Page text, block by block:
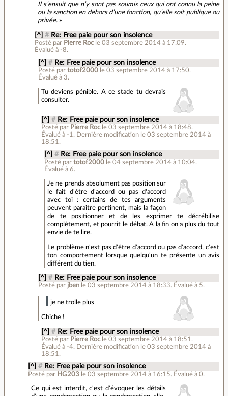
Il s’ensuit que n’y sont pas soumis ceux qui ont connu la peine
ou la sanction en dehors d’une fonction, qu’elle soit publique ou
privée. »
[^] # Re: Free paie pour son insolence
Posté par Pierre Roc le 03 septembre 2014 à 17:09.
Évalué à -8.
[^] # Re: Free paie pour son insolence
Posté par totof2000 le 03 septembre 2014 à 17:50.
Évalué à 3.
Tu deviens pénible. A ce stade tu devrais
consulter.
[^] # Re: Free paie pour son insolence
Posté par Pierre Roc le 03 septembre 2014 à 18:48.
Évalué à -1 . Dernière modification le 03 septembre 2014 à
18:51.
[^] # Re: Free paie pour son insolence
Posté partotof2000 le 04 septembre 2014 à 10:04.
Évalué à6.
Je ne prends absolument pas position sur
le fait d'être d'accord ou pas d'accord
avec toi : certains de tes arguments
peuvent paraitre pertinent, mais la façon
de te positionner et de les exprimer te décrébilise
complètement, et pourrit le débat. A la fin on a plus du tout
envie de te lire.
Le problème n'est pas d'être d'accord ou pas d'accord, c'est
ton comportement lorsque quelqu'un te présente un avis
différent du tien.
[^] # Re: Free paie pour son insolence
Posté par jben le 03 septembre 2014 à 18:33.Évalué à 5.
je ne trolle plus
Chiche !
[^] # Re: Free paie pour son insolence
Posté par Pierre Roc le 03 septembre 2014 à 18:51 .
Évalué à -4. Dernière modification le 03 septembre 2014 à
18:51.
[^] # Re: Free paie pour son insolence
Posté par HG203 le 03 septembre 2014 à 16:15. Évalué à0.
Ce qui est interdit, c'est d'évoquer les détails